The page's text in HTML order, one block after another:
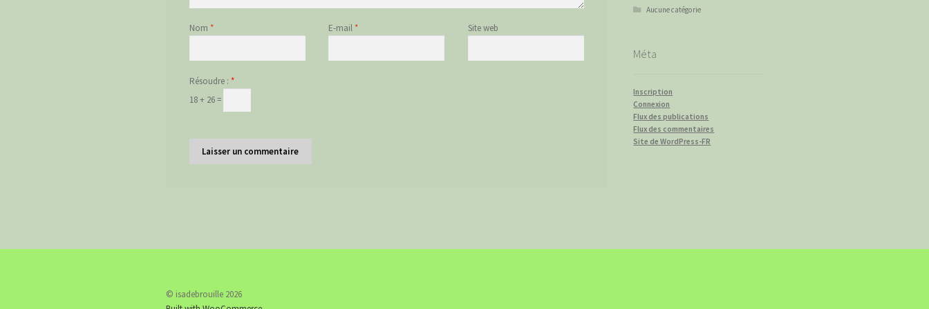
Nom * E-mail * Site web
Résoudre : *
18 + 26 =
Aucune catégorie
Méta
Inscription
Connexion
Flux des publications
Flux des commentaires
Site de WordPress-FR
© isadebrouille 2026